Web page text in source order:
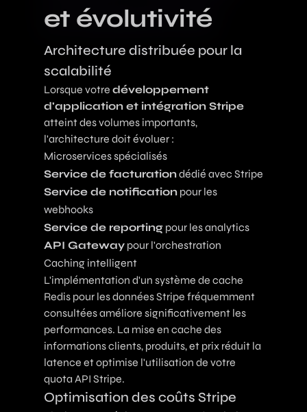
et évolutivité
Architecture distribuée pour la
scalabilité
Lorsque votre développement
d'application et intégration Stripe
atteint des volumes importants,
l'architecture doit évoluer :
Microservices spécialisés
Service de facturationdédié avec Stripe
Service de notification pour les
webhooks
Service de reporting pour les analytics
API Gateway pour l'orchestration
Caching intelligent
L'implémentation d'un système de cache
Redis pour les données Stripe fréquemment
consultées améliore significativement les
performances. La mise en cache des
informations clients, produits, et prix réduit la
latence et optimise l'utilisation de votre
quota API Stripe.
Optimisation des coûts Stripe